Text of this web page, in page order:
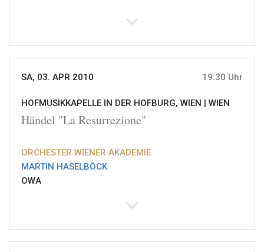
SA, 03. APR 2010 19:30 Uhr
HOFMUSIKKAPELLE IN DER HOFBURG, WIEN | WIEN
Händel "La Resurrezione"
ORCHESTER WIENER AKADEMIE
MARTIN HASELBÖCK
OWA